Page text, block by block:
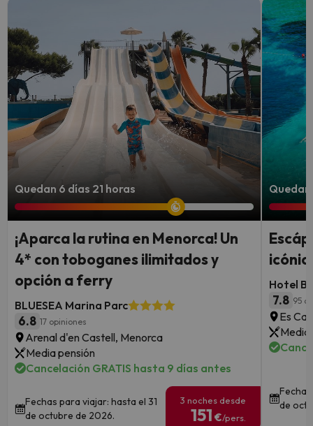
Quedan 6 días 21 horas
¡Aparca la rutina en Menorca! Un
4* con toboganes ilimitados y
opción a ferry
BLUESEA Marina Parc
6.8 17 opiniones
Arenal d'en Castell, Menorca
Media pensión
Cancelación GRATIS hasta 9 días antes
Fechas para viajar: hasta el 31
de octubre de 2026.
3 noches desde
151 €/pers.
Quedan
Hotel
7.8 95
Es
Media
de